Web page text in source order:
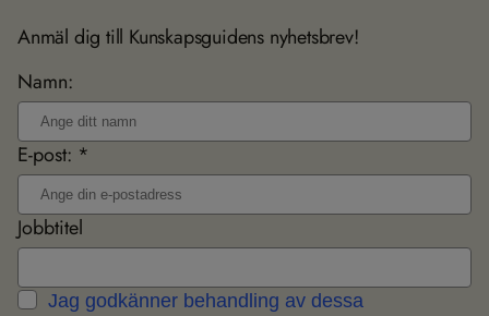
Anmäl dig till Kunskapsguidens nyhetsbrev!
Namn:
E-post: *
Jobbtitel
Jag godkänner behandling av dessa